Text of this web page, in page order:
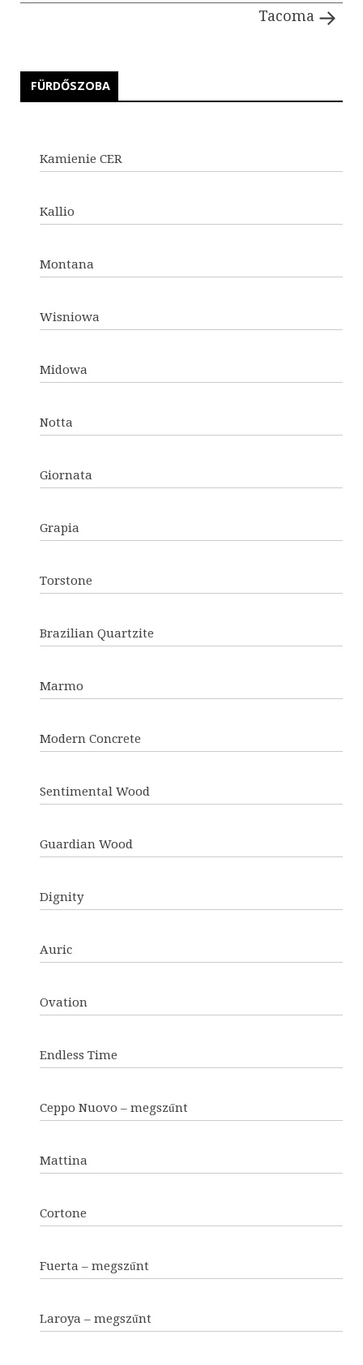
Tacoma
FÜRDŐSZOBA
Kamienie CER
Kallio
Montana
Wisniowa
Midowa
Notta
Giornata
Grapia
Torstone
Brazilian Quartzite
Marmo
Modern Concrete
Sentimental Wood
Guardian Wood
Dignity
Auric
Ovation
Endless Time
Ceppo Nuovo – megszűnt
Mattina
Cortone
Fuerta – megszűnt
Laroya – megszűnt